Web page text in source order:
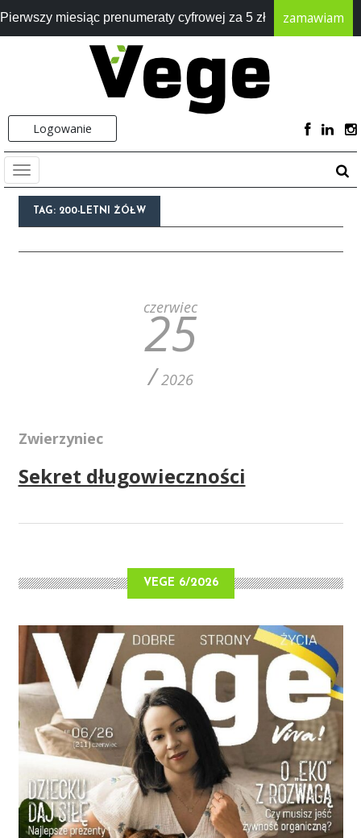
Pierwszy miesiąc prenumeraty cyfrowej za 5 zł zamawiam
Logowanie
TAG: 200-LETNI ŻÓŁW
czerwiec
25
/ 2026
Zwierzyniec
Sekret długowieczności
VEGE 6/2026